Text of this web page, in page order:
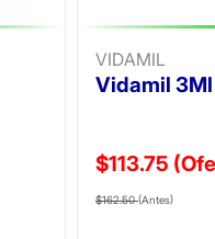
VIDAMIL
Vidamil
$113.75
Precio
$162.50(Antes)